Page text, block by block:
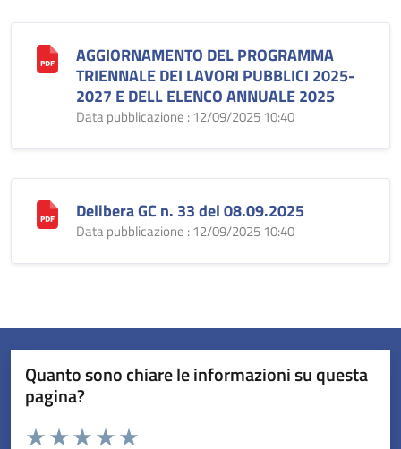
AGGIORNAMENTO DEL PROGRAMMA
TRIENNALE DEI LAVORI PUBBLICI 2025-
2027 E DELL ELENCO ANNUALE 2025
Data pubblicazione : 12/09/2025 10:40
Delibera GC n. 33 del 08.09.2025
Data pubblicazione : 12/09/2025 10:40
Quanto sono chiare le informazioni su questa
pagina?
Valuta da 1 a 5 stelle la pagina